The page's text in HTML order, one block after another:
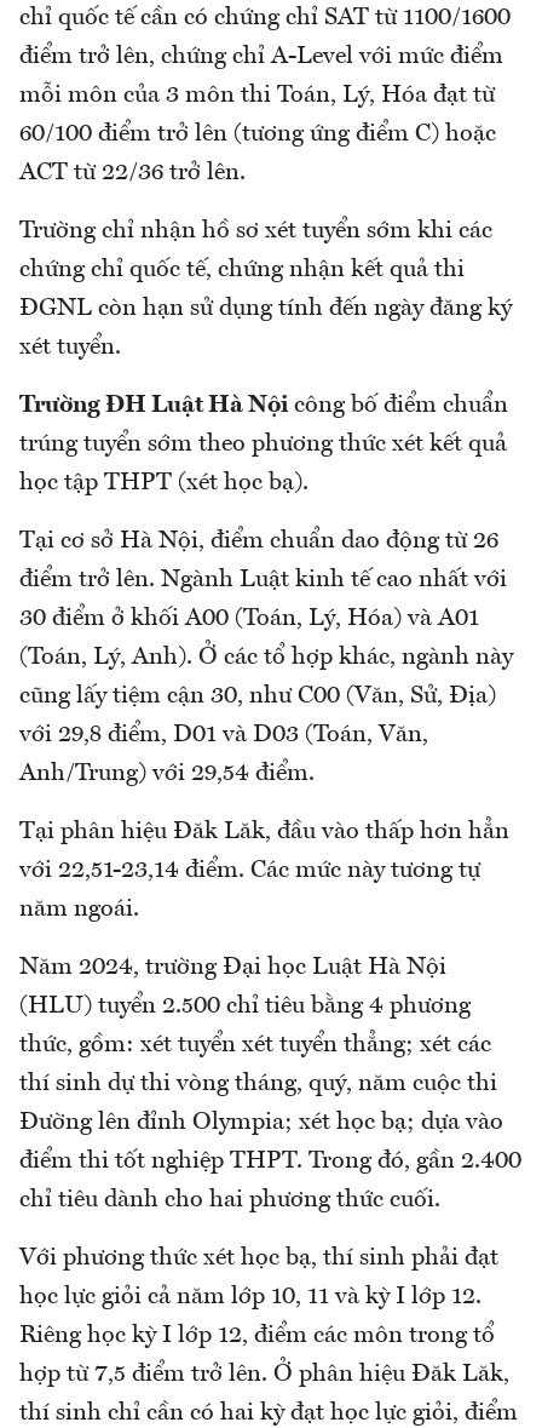
chỉ quốc tế cần có chứng chỉ SAT từ 1100/1600
điểm trở lên, chứng chỉ A-Level với mức điểm
mỗi môn của 3 môn thi Toán, Lý, Hóa đạt từ
60/100 điểm trở lên (tương ứng điểm C) hoặc
ACT từ 22/36 trở lên.
Trường chỉ nhận hồ sơ xét tuyển sớm khi các
chứng chỉ quốc tế, chứng nhận kết quả thi
ĐGNL còn hạn sử dụng tính đến ngày đăng ký
xét tuyển.
Trường ĐH Luật Hà Nộicông bố điểm chuẩn
trúng tuyển sớm theo phương thức xét kết quả
học tập THPT (xét học bạ).
Tại cơ sở Hà Nội, điểm chuẩn dao động từ 26
điểm trở lên. Ngành Luật kinh tế cao nhất với
30 điểm ở khối A00 (Toán, Lý, Hóa) và A01
(Toán, Lý, Anh). Ở các tổ hợp khác, ngành này
cũng lấy tiệm cận 30, như C00 (Văn, Sử, Địa)
với 29,8 điểm, D01 và D03 (Toán, Văn,
Anh/Trung) với 29,54 điểm.
Tại phân hiệu Đăk Lăk, đầu vào thấp hơn hẳn
với 22,51-23,14 điểm. Các mức này tương tự
năm ngoái.
Năm 2024, trường Đại học Luật Hà Nội
(HLU) tuyển 2.500 chỉ tiêu bằng 4 phương
thức, gồm: xét tuyển xét tuyển thẳng; xét các
thí sinh dự thi vòng tháng, quý, năm cuộc thi
Đường lên đỉnh Olympia; xét học bạ; dựa vào
điểm thi tốt nghiệp THPT. Trong đó, gần 2.400
chỉ tiêu dành cho hai phương thức cuối.
Với phương thức xét học bạ, thí sinh phải đạt
học lực giỏi cả năm lớp 10, 11 và kỳ I lớp 12.
Riêng học kỳ I lớp 12, điểm các môn trong tổ
hợp từ 7,5 điểm trở lên. Ở phân hiệu Đăk Lăk,
thí sinh chỉ cần có hai kỳ đạt học lực giỏi, điểm